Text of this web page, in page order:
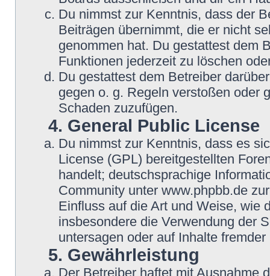
Du nimmst zur Kenntnis, dass der
Beiträgen übernimmt, die er nicht
genommen hat. Du gestattest dem
Funktionen jederzeit zu löschen
Du gestattest dem Betreiber
gegen o. g. Regeln verstoßen oder
Schaden zuzufügen.
4. General Public License
Du nimmst zur Kenntnis, dass es
License (GPL) bereitgestellten
handelt; deutschsprachige
Community unter www.phpbb.de
Einfluss auf die Art und Weise, wie
insbesondere die Verwendung der
untersagen oder auf Inhalte
5. Gewährleistung
Der Betreiber haftet mit Ausnahme